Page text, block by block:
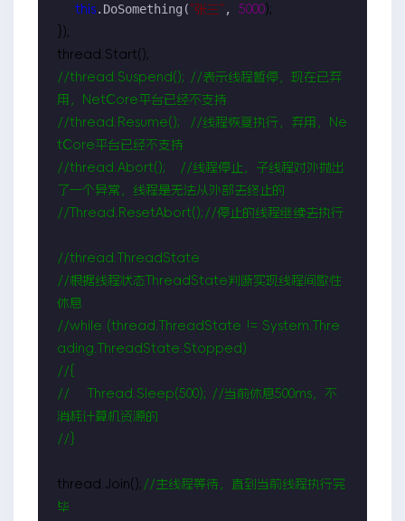
this .DoSomething( "张三" , 5000);
});
//thread.Suspend(); //表示线程暂停，现在已弃
//thread.Resume(); //线程恢复执行，弃用，Ne
//thread.Abort(); //线程停止，子线程对外抛出
//Thread.ResetAbort(); //停止的线程继续去执行
//
//根据线程状态ThreadState判断实现线程间歇性
//while (thread.ThreadState != System.Thre
//
//
    Thread.Sleep(500);
//当前休息500ms，不
// }
thread.Join(); //主线程等待，直到当前线程执行完